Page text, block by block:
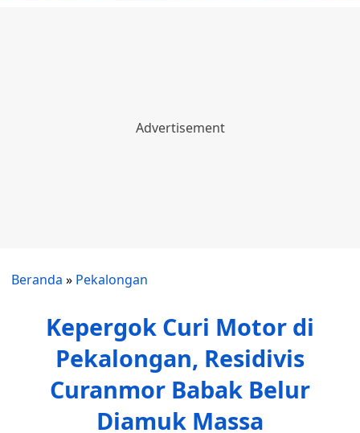
Beranda » Pekalongan
Kepergok Curi Motor di
Pekalongan, Residivis
Curanmor Babak Belur
Diamuk Massa